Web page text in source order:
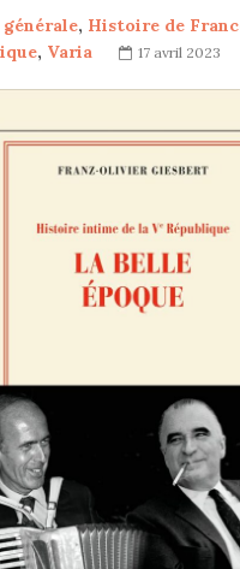
, Histoire de
, Varia 17 avril 2023